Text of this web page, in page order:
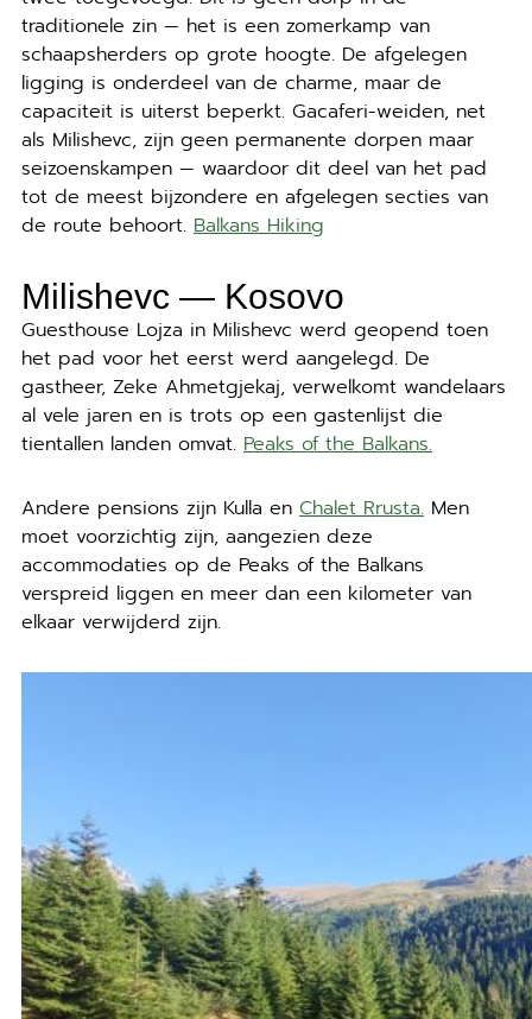
traditionele zin — het is een zomerkamp van
schaapsherders op grote hoogte. De afgelegen
ligging is onderdeel van de charme, maar de
capaciteit is uiterst beperkt. Gacaferi-weiden, net
als Milishevc, zijn geen permanente dorpen maar
seizoenskampen — waardoor dit deel van het pad
tot de meest bijzondere en afgelegen secties van
de route behoort. Balkans Hiking
Milishevc — Kosovo
Guesthouse Lojza in Milishevc werd geopend toen
het pad voor het eerst werd aangelegd. De
gastheer, Zeke Ahmetgjekaj, verwelkomt wandelaars
al vele jaren en is trots op een gastenlijst die
tientallen landen omvat. Peaks of the Balkans.
Andere pensions zijn Kulla en Chalet Rrusta.Men
moet voorzichtig zijn, aangezien deze
accommodaties op de Peaks of the Balkans
verspreid liggen en meer dan een kilometer van
elkaar verwijderd zijn.